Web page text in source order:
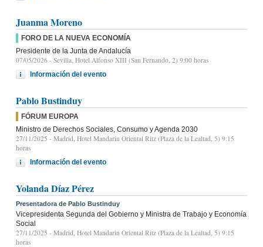
Juanma Moreno
FORO DE LA NUEVA ECONOMÍA
Presidente de la Junta de Andalucía
07/05/2026 - Sevilla, Hotel Alfonso XIII (San Fernando, 2) 9:00 horas
Información del evento
Pablo Bustinduy
FÓRUM EUROPA
Ministro de Derechos Sociales, Consumo y Agenda 2030
27/11/2025 - Madrid, Hotel Mandarin Oriental Ritz (Plaza de la Lealtad, 5) 9:15
horas
Información del evento
Yolanda Díaz Pérez
Presentadora de Pablo Bustinduy
Vicepresidenta Segunda del Gobierno y Ministra de Trabajo y Economía
Social
27/11/2025 - Madrid, Hotel Mandarin Oriental Ritz (Plaza de la Lealtad, 5) 9:15
horas